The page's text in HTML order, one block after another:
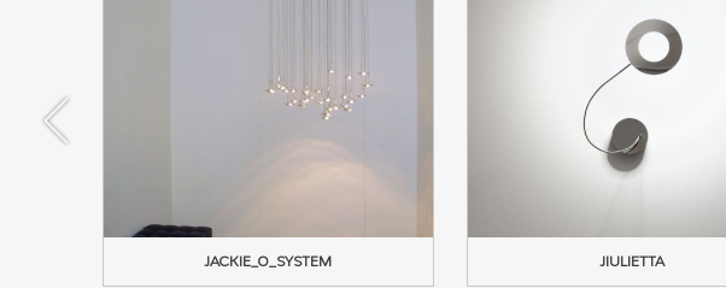
JACKIE_O_SYSTEM JIULIETTA